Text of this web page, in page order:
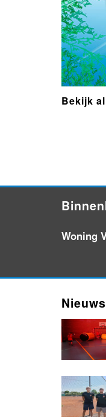
Bekijk
Woning